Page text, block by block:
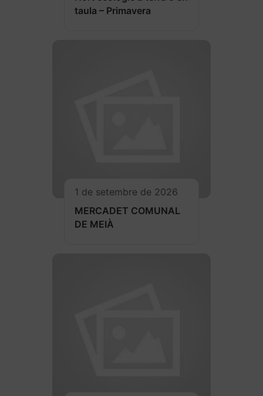
taula – Primavera
1 de setembre de 2026
MERCADET COMUNAL
DE MEIÀ